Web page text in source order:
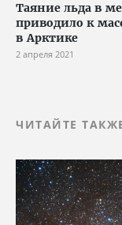
Таяние льда в
приводило к
в Арктике
2 апреля 2021
ЧИТАЙТЕ